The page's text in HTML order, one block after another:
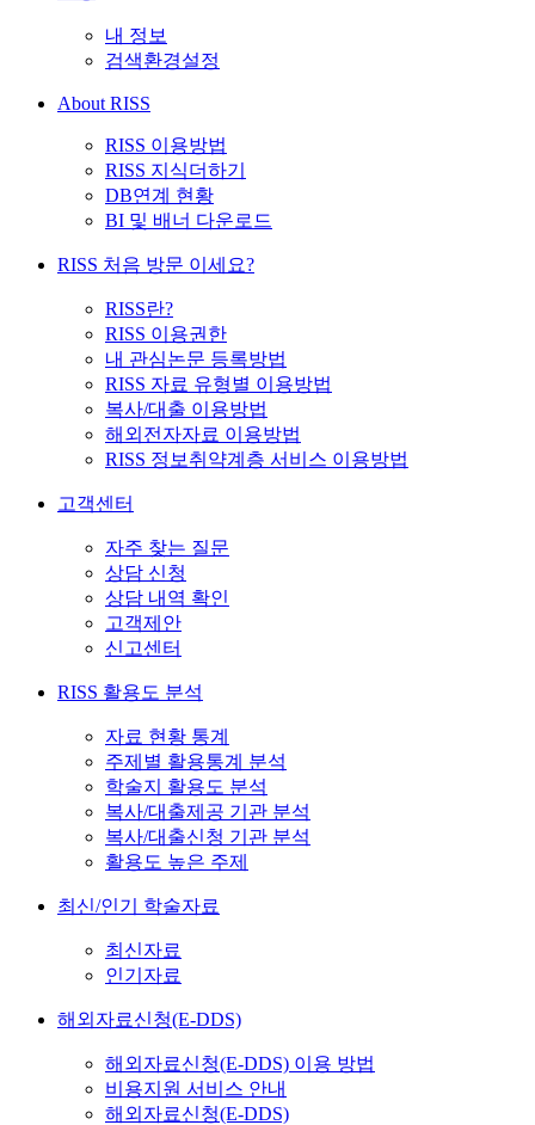
내 정보
검색환경설정
About RISS
RISS 이용방법
RISS 지식더하기
DB연계 현황
BI 및 배너 다운로드
RISS 처음 방문 이세요?
RISS란?
RISS 이용권한
내 관심논문 등록방법
RISS 자료 유형별 이용방법
복사/대출 이용방법
해외전자자료 이용방법
RISS 정보취약계층 서비스 이용방법
고객센터
자주 찾는 질문
상담 신청
상담 내역 확인
고객제안
신고센터
RISS 활용도 분석
자료 현황 통계
주제별 활용통계 분석
학술지 활용도 분석
복사/대출제공 기관 분석
복사/대출신청 기관 분석
활용도 높은 주제
최신/인기 학술자료
최신자료
인기자료
해외자료신청(E-DDS)
해외자료신청(E-DDS) 이용 방법
비용지원 서비스 안내
해외자료신청(E-DDS)